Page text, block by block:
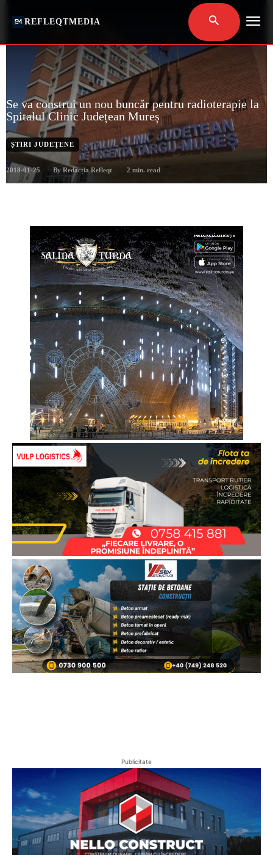
REFLEQTMEDIA
Se va construi un nou buncăr pentru radioterapie la
Spitalul Clinic Județean Mureș
ȘTIRI JUDEȚENE
2018-01-25 By Redacția Refleqt 2 min. read
Publicitate